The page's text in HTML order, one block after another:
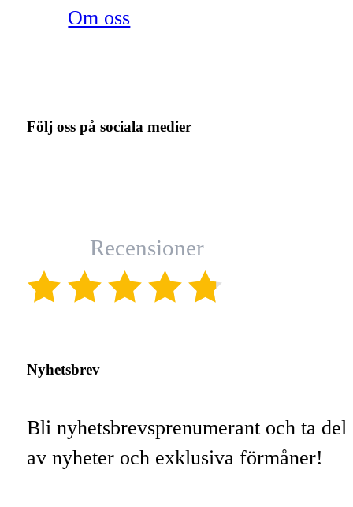
Om oss
Följ oss på sociala medier
Recensioner
Nyhetsbrev
Bli nyhetsbrevsprenumerant och ta del
av nyheter och exklusiva förmåner!